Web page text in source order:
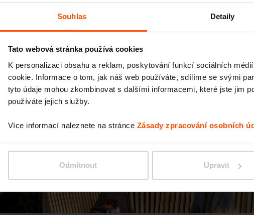
Souhlas Detaily
Tato webová stránka používá cookies
K personalizaci obsahu a reklam, poskytování funkcí sociálních
cookie. Informace o tom, jak náš web používáte, sdílíme se svými
tyto údaje mohou zkombinovat s dalšími informacemi, které jste jim
používáte jejich služby.
Více informací naleznete na stránce Zásady zpracování osobních
Odmítnout Upravit